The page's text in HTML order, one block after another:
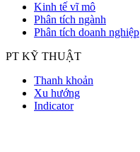
Kinh tế vĩ mô
Phân tích ngành
Phân tích doanh nghiệp
PT KỸ THUẬT
Thanh khoản
Xu hướng
Indicator